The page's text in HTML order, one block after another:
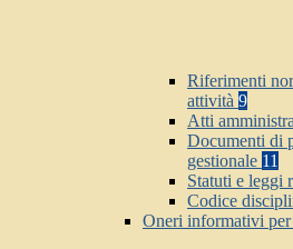
Riferimenti
attività 9
Atti
Documenti di
gestionale 11
Statuti e leggi
Codice
Oneri informativi